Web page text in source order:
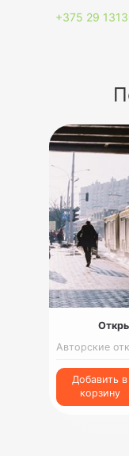
+375 29
Авторские
Добавить в
корзину